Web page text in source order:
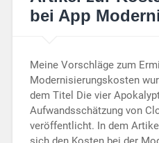
bei App
Meine Vorschläge zum
Modernisierungskosten
dem Titel Die vier
Aufwandsschätzung von
veröffentlicht. In dem